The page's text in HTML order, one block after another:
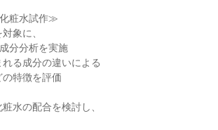
粧水試作≫
象に、
分分析を実施
れる成分の違いによる
特徴を評価
水の配合を検討し、